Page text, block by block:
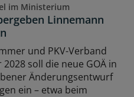
im Ministerium
Linnemann
und PKV-Verband
soll die neue GOÄ in
Änderungsentwurf
ein – etwa beim